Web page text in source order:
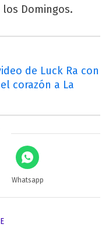
Domingos.
de Luck Ra con
corazón a La
Whatsapp